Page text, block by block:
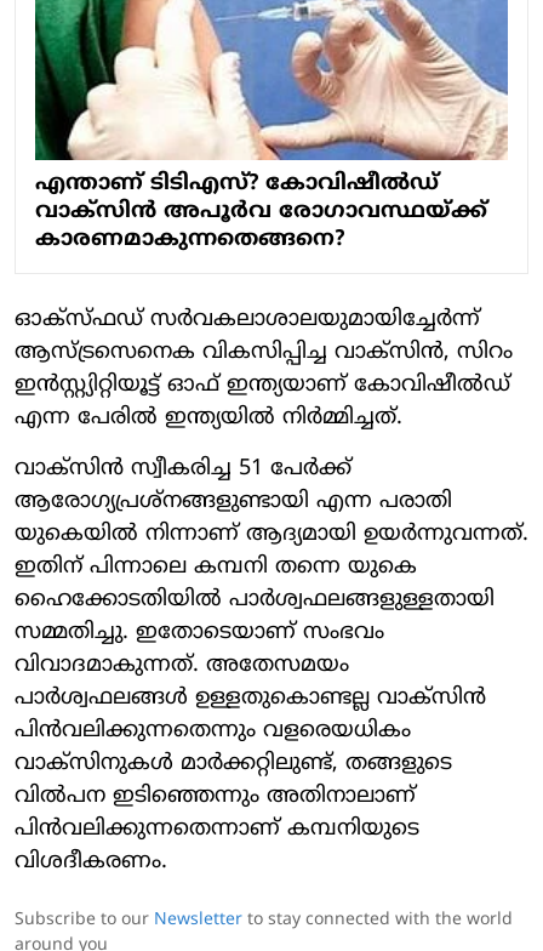
എന്താണ് ടിടിഎസ്? കോവിഷീല്‍ഡ്
വാക്‌സിന്‍ അപൂര്‍വ രോഗാവസ്ഥയ്ക്ക്
കാരണമാകുന്നതെങ്ങനെ?
ഓക്സ്ഫഡ് സര്‍വകലാശാലയുമായിച്ചേര്‍ന്ന്
ആസ്ട്രസെനെക വികസിപ്പിച്ച വാക്‌സിന്‍, സിറം
ഇന്‍സ്റ്റ്യിറ്റിയൂട്ട് ഓഫ് ഇന്ത്യയാണ് കോവിഷീല്‍ഡ്
എന്ന പേരില്‍ ഇന്ത്യയില്‍ നിര്‍മ്മിച്ചത്.
വാക്സിന്‍ സ്വീകരിച്ച 51 പേര്‍ക്ക്
ആരോഗ്യപ്രശ്‌നങ്ങളുണ്ടായി എന്ന പരാതി
യുകെയില്‍ നിന്നാണ് ആദ്യമായി ഉയര്‍ന്നുവന്നത്.
ഇതിന് പിന്നാലെ കമ്പനി തന്നെ യുകെ
ഹൈക്കോടതിയില്‍ പാര്‍ശ്വഫലങ്ങളുള്ളതായി
സമ്മതിച്ചു. ഇതോടെയാണ് സംഭവം
വിവാദമാകുന്നത്. അതേസമയം
പാര്‍ശ്വഫലങ്ങള്‍ ഉള്ളതുകൊണ്ടല്ല വാക്‌സിന്‍
പിന്‍വലിക്കുന്നതെന്നും വളരെയധികം
വാക്‌സിനുകള്‍ മാര്‍ക്കറ്റിലുണ്ട്, തങ്ങളുടെ
വില്‍പന ഇടിഞ്ഞെന്നും അതിനാലാണ്
പിന്‍വലിക്കുന്നതെന്നാണ് കമ്പനിയുടെ
വിശദീകരണം.
Subscribe to our Newsletter to stay connected with the world
around you